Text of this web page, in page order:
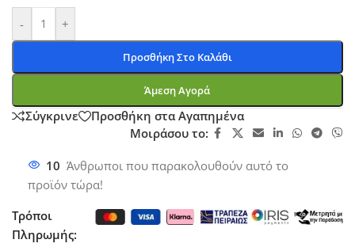
- +
Προσθήκη Στο Καλάθι
Άμεση Αγορά
Σύγκρινε
Προσθήκη στα Αγαπημένα
Μοιράσου το:
10 Άνθρωποι που παρακολουθούν αυτό το
προϊόν τώρα!
Τρόποι
Πληρωμής: